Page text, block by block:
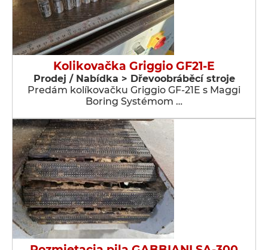
Kolikovačka Griggio GF21-E
Prodej / Nabídka > Dřevoobráběcí stroje
Predám kolíkovačku Griggio GF-21E s Maggi
Boring Systémom …